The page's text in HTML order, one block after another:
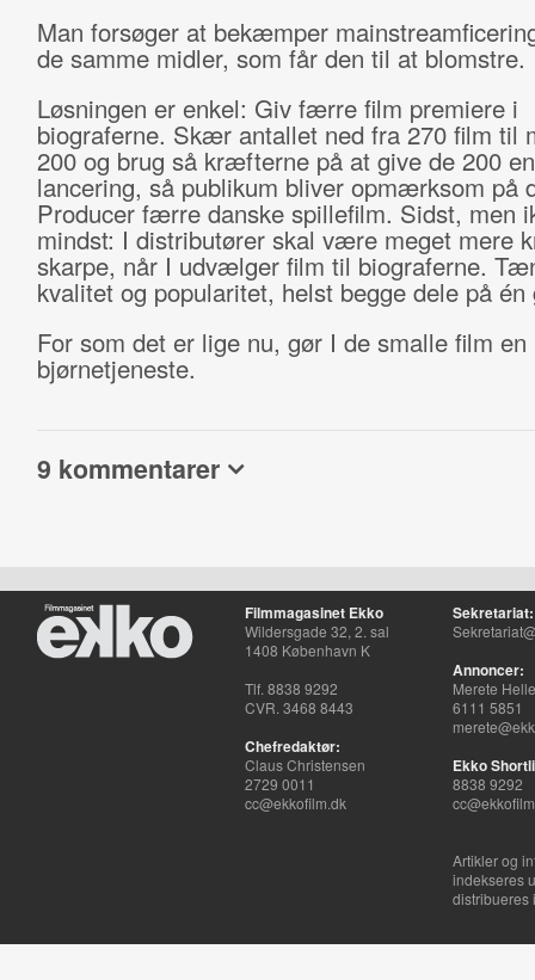
Man forsøger at bekæmper
de samme midler, som får den til at blomstre.
Løsningen er enkel: Giv færre film premiere i
biograferne. Skær antallet ned fra 270 film til
200 og brug så kræfterne på at give de 200
lancering, så publikum bliver opmærksom på
Producer færre danske spillefilm. Sidst, men
mindst: I distributører skal være meget mere
skarpe, når I udvælger film til biograferne.
kvalitet og popularitet, helst begge dele på én
For som det er lige nu, gør I de smalle film en
bjørnetjeneste.
9 kommentarer
Filmmagasinet Ekko
Wildersgade 32, 2. sal
1408 København K
Tlf. 8838 9292
CVR. 3468 8443
Chefredaktør:
Claus Christensen
2729 0011
cc@ekkofilm.dk
Sekretariat:
Annoncer:
Merete
6111 5851
Ekko
8838 9292
Artikler og
indekseres
distribueres